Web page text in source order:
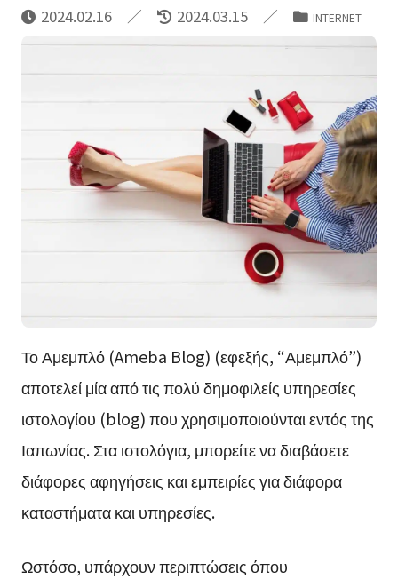
2024.02.16 2024.03.15 INTERNET
Το Αμεμπλό (Ameba Blog) (εφεξής, “Αμεμπλό”)
αποτελεί μία από τις πολύ δημοφιλείς υπηρεσίες
ιστολογίου (blog) που χρησιμοποιούνται εντός της
Ιαπωνίας. Στα ιστολόγια, μπορείτε να διαβάσετε
διάφορες αφηγήσεις και εμπειρίες για διάφορα
καταστήματα και υπηρεσίες.
Ωστόσο, υπάρχουν περιπτώσεις όπου